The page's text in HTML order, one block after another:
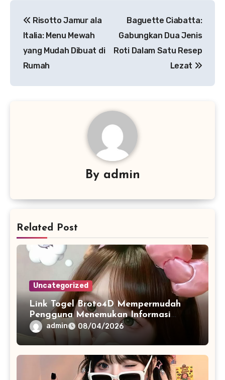
pos
Risotto Jamur ala
Italia: Menu Mewah
yang Mudah Dibuat di
Rumah
Baguette Ciabatta:
Gabungkan Dua Jenis
Roti Dalam Satu Resep
Lezat
By admin
Related Post
Uncategorized
Link Togel Broto4D Mempermudah
Pengguna Menemukan Informasi
Melalui Akses yang Stabil
admin 08/04/2026